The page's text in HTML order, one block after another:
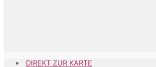
DIREKT ZUR KARTE